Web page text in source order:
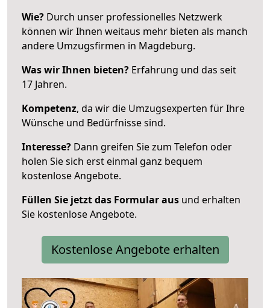
Wie? Durch unser professionelles Netzwerk
können wir Ihnen weitaus mehr bieten als manch
andere Umzugsfirmen in Magdeburg.
Was wir Ihnen bieten? Erfahrung und das seit
17 Jahren.
Kompetenz, da wir die Umzugsexperten für Ihre
Wünsche und Bedürfnisse sind.
Interesse? Dann greifen Sie zum Telefon oder
holen Sie sich erst einmal ganz bequem
kostenlose Angebote.
Füllen Sie jetzt das Formular aus und erhalten
Sie kostenlose Angebote.
Kostenlose Angebote erhalten